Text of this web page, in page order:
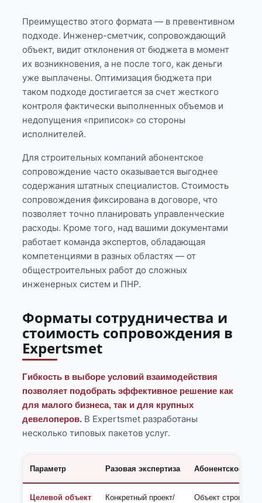
Преимущество этого формата — в превентивном
подходе. Инженер-сметчик, сопровождающий
объект, видит отклонения от бюджета в момент
их возникновения, а не после того, как деньги
уже выплачены. Оптимизация бюджета при
таком подходе достигается за счет жесткого
контроля фактически выполненных объемов и
недопущения «приписок» со стороны
исполнителей.
Для строительных компаний абонентское
сопровождение часто оказывается выгоднее
содержания штатных специалистов. Стоимость
сопровождения фиксирована в договоре, что
позволяет точно планировать управленческие
расходы. Кроме того, над вашими документами
работает команда экспертов, обладающая
компетенциями в разных областях — от
общестроительных работ до сложных
инженерных систем и ПНР.
Форматы сотрудничества и
стоимость сопровождения в
Expertsmet
Гибкость в выборе условий взаимодействия
позволяет подобрать эффективное решение как
для малого бизнеса, так и для крупных
девелоперов. В Expertsmet разработаны
несколько типовых пакетов услуг.
Параметр Разовая экспертиза Абонентское
Целевой объект
Конкретный проект/
Объект